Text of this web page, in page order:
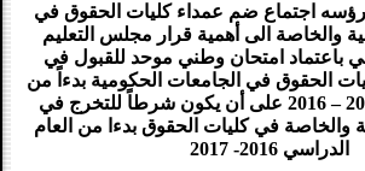
ترؤسه اجتماع ضم عمداء كليات الحقوق في
والخاصة الى أهمية قرار مجلس التعليم
282 القاضي باعتماد امتحان وطني موحد للقبول في
الحقوق في الجامعات الحكومية بدءاً من
العام الدراسي 2015 – 2016 على أن يكون شرطاً للتخرج في
والخاصة في كليات الحقوق بدءا من العام
الدراسي 2016- 2017